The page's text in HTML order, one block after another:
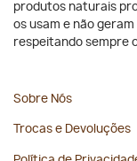
produtos naturais
os usam e não
respeitando sempre
Sobre Nós
Trocas e Devoluções